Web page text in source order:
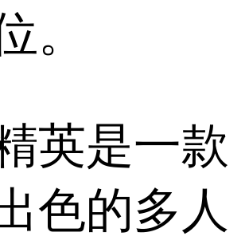
。
英是一款
色的多人